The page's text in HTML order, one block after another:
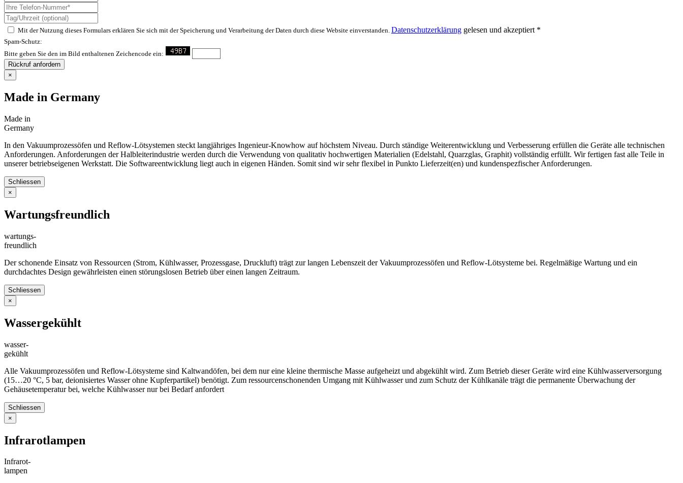
Mit der Nutzung dieses Formulars erklären Sie sich mit der Speicherung und Verarbeitung der Daten durch diese Website einverstanden. Datenschutzerklärung gelesen und akzeptiert *
Spam-Schutz:
Bitte geben Sie den im Bild enthaltenen Zeichencode ein:
Rückruf anfordern
×
Made in Germany
Made in
Germany
In den Vakuumprozessöfen und Reflow-Lötsystemen steckt langjähriges Ingenieur-Knowhow auf höchstem Niveau. Durch ständige Weiterentwicklung und Verbesserung erfüllen die Geräte alle technischen
Anforderungen. Anforderungen der Halbleiterindustrie werden durch die Verwendung von qualitativ hochwertigen Materialien (Edelstahl, Quarzglas, Graphit) vollständig erfüllt. Wir fertigen fast alle Teile in
unserer betriebseigenen Werkstatt. Die Softwareentwicklung liegt auch in eigenen Händen. Somit sind wir sehr flexibel in Punkto Lieferzeit(en) und kundenspezfischer Anforderungen.
Schliessen
×
Wartungsfreundlich
wartungs-
freundlich
Der schonende Einsatz von Ressourcen (Strom, Kühlwasser, Prozessgase, Druckluft) trägt zur langen Lebenszeit der Vakuumprozessöfen und Reflow-Lötsysteme bei. Regelmäßige Wartung und ein
durchdachtes Design gewährleisten einen störungslosen Betrieb über einen langen Zeitraum.
Schliessen
×
Wassergekühlt
wasser-
gekühlt
Alle Vakuumprozessöfen und Reflow-Lötsysteme sind Kaltwandöfen, bei dem nur eine kleine thermische Masse aufgeheizt und abgekühlt wird. Zum Betrieb dieser Geräte wird eine Kühlwasserversorgung
(15…20 °C, 5 bar, deionisiertes Wasser ohne Kupferpartikel) benötigt. Zum ressourcenschonenden Umgang mit Kühlwasser und zum Schutz der Kühlkanäle trägt die permanente Überwachung der
Gehäusetemperatur bei, welche Kühlwasser nur bei Bedarf anfordert
Schliessen
×
Infrarotlampen
Infrarot-
lampen